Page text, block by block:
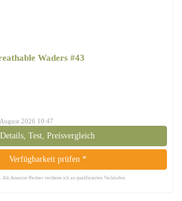
Waders #43
2026 10:47
Details, Test, Preisvergleich
Verfügbarkeit prüfen *
Amazon-Partner verdiene ich an qualifizierten Verkäufen.